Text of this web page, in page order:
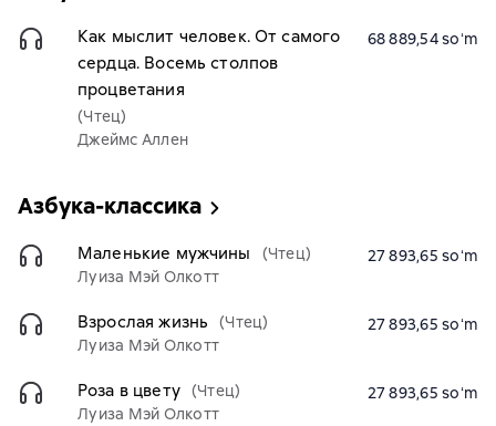
Как мыслит человек. От самого
сердца. Восемь столпов
процветания
(Чтец)
Джеймс Аллен
68 889,54 soʻm
Азбука-классика
Маленькие мужчины
(Чтец)
Луиза Мэй Олкотт
27 893,65 soʻm
Взрослая жизнь
(Чтец)
Луиза Мэй Олкотт
27 893,65 soʻm
Роза в цвету (Чтец)
Луиза Мэй Олкотт
27 893,65 soʻm